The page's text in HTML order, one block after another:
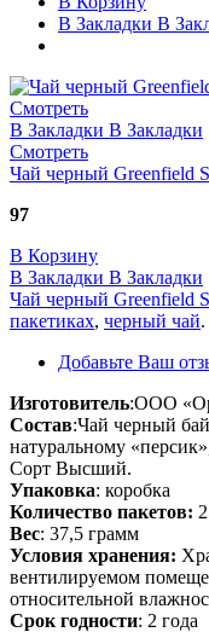
В Закладки В
Смотреть
В Закладки В Закладки
Смотреть
Чай черный Greenfield
97
В Корзину
В Закладки В Закладки
Чай черный Greenfield
пакетиках, черный чай.
Добавьте Ваш
Изготовитель:ООО
Состав:Чай черный
натуральному
Сорт Высший.
Упаковка: коробка
Количество пакетов:
Вес: 37,5 грамм
Условия хранения:
вентилируемом
относительной
Срок годности: 2 года